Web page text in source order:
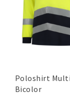
Poloshirt
Bicolor